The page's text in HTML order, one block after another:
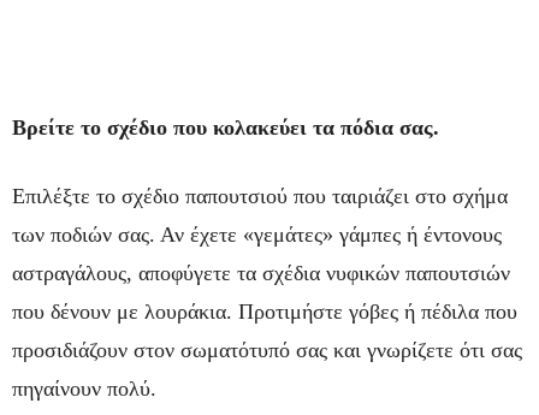
Βρείτε το σχέδιο που κολακεύει τα πόδια σας.
Επιλέξτε το σχέδιο παπουτσιού που ταιριάζει στο σχήμα
των ποδιών σας. Αν έχετε «γεμάτες» γάμπες ή έντονους
αστραγάλους, αποφύγετε τα σχέδια νυφικών παπουτσιών
που δένουν με λουράκια. Προτιμήστε γόβες ή πέδιλα που
προσιδιάζουν στον σωματότυπό σας και γνωρίζετε ότι σας
πηγαίνουν πολύ.